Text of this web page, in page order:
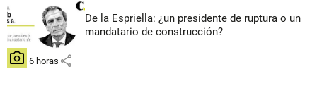
De la Espriella: ¿un presidente de ruptura o un
mandatario de construcción?
hace 6 horas share